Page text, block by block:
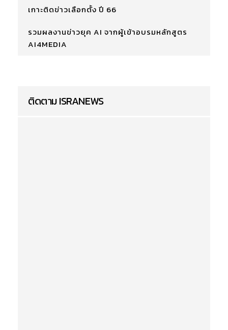
เกาะติดข่าวเลือกตั้ง ปี 66
รวมผลงานข่าวยุค AI จากผู้เข้าอบรมหลักสูตร
AI4MEDIA
ติดตาม ISRANEWS